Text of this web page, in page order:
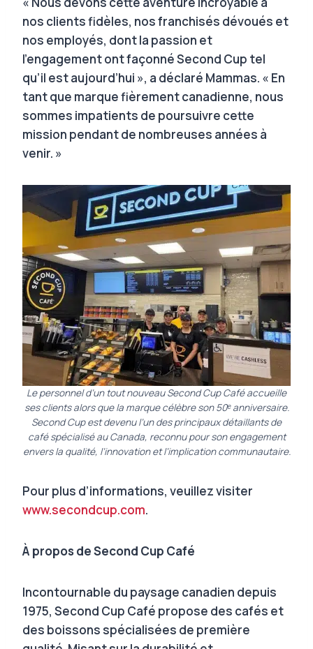
nos clients fidèles, nos franchisés dévoués et
nos employés, dont la passion et
l’engagement ont façonné Second Cup tel
qu’il est aujourd’hui », a déclaré Mammas. « En
tant que marque fièrement canadienne, nous
sommes impatients de poursuivre cette
mission pendant de nombreuses années à
venir. »
Le personnel d’un tout nouveau Second Cup Café accueille
ses clients alors que la marque célèbre son 50ᵉ anniversaire.
Second Cup est devenu l’un des principaux détaillants de
café spécialisé au Canada, reconnu pour son engagement
envers la qualité, l’innovation et l’implication communautaire.
Pour plus d’informations, veuillez visiter
www.secondcup.com.
À propos de Second Cup Café
Incontournable du paysage canadien depuis
1975, Second Cup Café propose des cafés et
des boissons spécialisées de première